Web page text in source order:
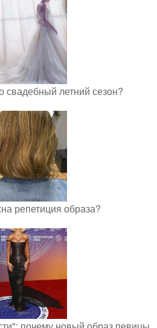
свадебный летний сезон?
репетиция образа?